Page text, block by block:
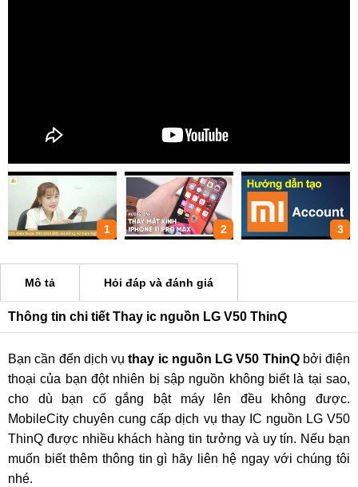
1 2 3
Mô tả Hỏi đáp và đánh giá
Thông tin chi tiết Thay ic nguồn LG V50 ThinQ
Bạn cần đến dịch vụthay ic nguồn LG V50 ThinQbởi điện
thoại của bạn đột nhiên bị sập nguồn không biết là tại sao,
cho dù bạn cố gắng bật máy lên đều không được.
MobileCity chuyên cung cấp dịch vụ thay IC nguồn LG V50
ThinQ được nhiều khách hàng tin tưởng và uy tín. Nếu bạn
muốn biết thêm thông tin gì hãy liên hệ ngay với chúng tôi
nhé.